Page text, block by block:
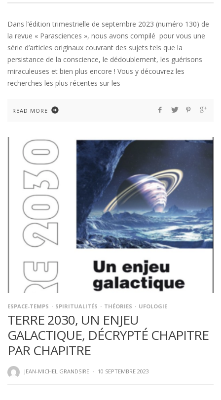
Dans l’édition trimestrielle de septembre 2023 (numéro 130) de
la revue « Parasciences », nous avons compilé pour vous une
série d’articles originaux couvrant des sujets tels que la
persistance de la conscience, le dédoublement, les guérisons
miraculeuses et bien plus encore ! Vous y découvrez les
recherches les plus récentes sur les
READ MORE
ESPACE-TEMPS SPIRITUALITÉS THÉORIES UFOLOGIE
TERRE 2030, UN ENJEU
GALACTIQUE, DÉCRYPTÉ CHAPITRE
PAR CHAPITRE
JEAN-MICHEL GRANDSIRE · 10 SEPTEMBRE 2023